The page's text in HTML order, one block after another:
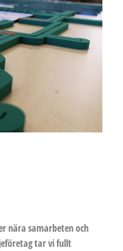
nära samarbeten och
tar vi fullt